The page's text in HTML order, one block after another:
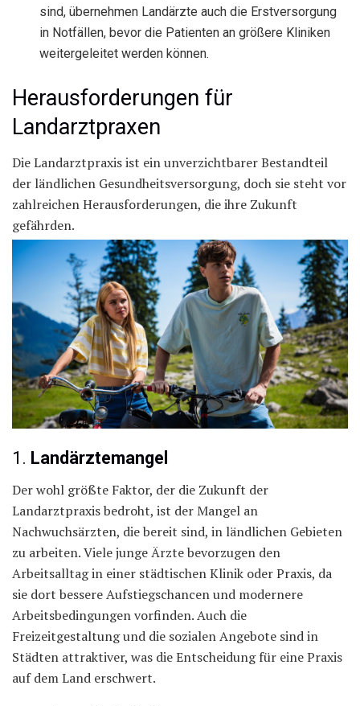
sind, übernehmen Landärzte auch die Erstversorgung
in Notfällen, bevor die Patienten an größere Kliniken
weitergeleitet werden können.
Herausforderungen für
Landarztpraxen
Die Landarztpraxis ist ein unverzichtbarer Bestandteil
der ländlichen Gesundheitsversorgung, doch sie steht vor
zahlreichen Herausforderungen, die ihre Zukunft
gefährden.
1. Landärztemangel
Der wohl größte Faktor, der die Zukunft der
Landarztpraxis bedroht, ist der Mangel an
Nachwuchsärzten, die bereit sind, in ländlichen Gebieten
zu arbeiten. Viele junge Ärzte bevorzugen den
Arbeitsalltag in einer städtischen Klinik oder Praxis, da
sie dort bessere Aufstiegschancen und modernere
Arbeitsbedingungen vorfinden. Auch die
Freizeitgestaltung und die sozialen Angebote sind in
Städten attraktiver, was die Entscheidung für eine Praxis
auf dem Land erschwert.